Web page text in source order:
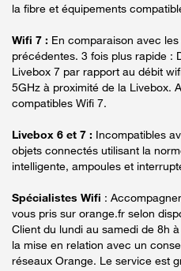
la fibre et équipements
Wifi 7 : En comparaison avec
précédentes. 3 fois plus rapide :
Livebox 7 par rapport au débit
5GHz à proximité de la Livebox.
compatibles Wifi 7.
Livebox 6 et 7 : Incompatibles
objets connectés utilisant la
intelligente, ampoules et
Spécialistes Wifi :
vous pris sur orange.fr selon
Client du lundi au samedi de 8h
la mise en relation avec un
réseaux Orange. Le service est